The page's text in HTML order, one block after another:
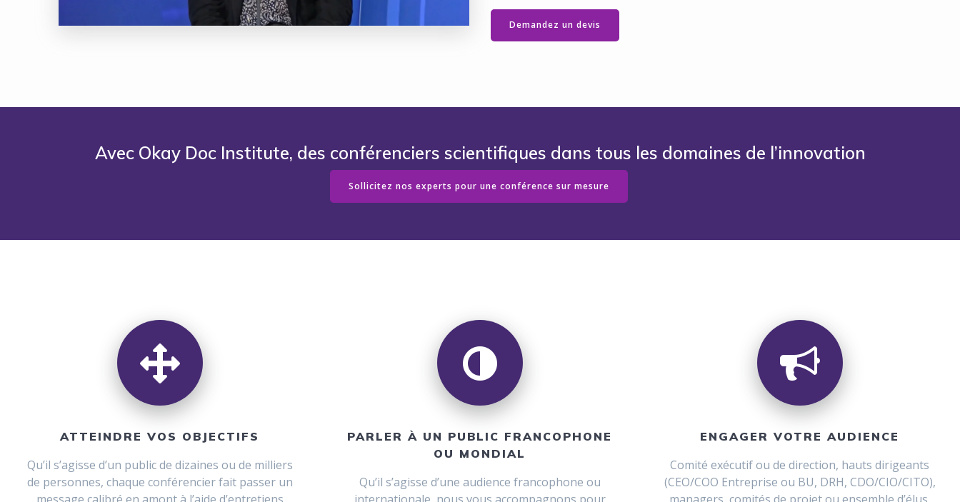
Demandez un devis
Avec Okay Doc Institute, des conférenciers scientifiques dans tous les domaines de l’innovation
Sollicitez nos experts pour une conférence sur mesure
ATTEINDRE VOS OBJECTIFS
Qu’il s’agisse d’un public de dizaines ou de milliers
de personnes, chaque conférencier fait passer un
PARLER À UN PUBLIC FRANCOPHONE
OU MONDIAL
Qu’il s’agisse d’une audience francophone ou
ENGAGER VOTRE AUDIENCE
Comité exécutif ou de direction, hauts dirigeants
(CEO/COO Entreprise ou BU, DRH, CDO/CIO/CITO),